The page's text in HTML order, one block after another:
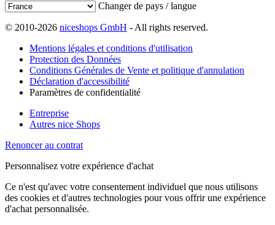
Changer de pays / langue
© 2010-2026 niceshops GmbH - All rights reserved.
Mentions légales et conditions d'utilisation
Protection des Données
Conditions Générales de Vente et politique d'annulation
Déclaration d'accessibilité
Paramètres de confidentialité
Entreprise
Autres nice Shops
Renoncer au contrat
Personnalisez votre expérience d'achat
Ce n'est qu'avec votre consentement individuel que nous utilisons
des cookies et d'autres technologies pour vous offrir une expérience
d'achat personnalisée.